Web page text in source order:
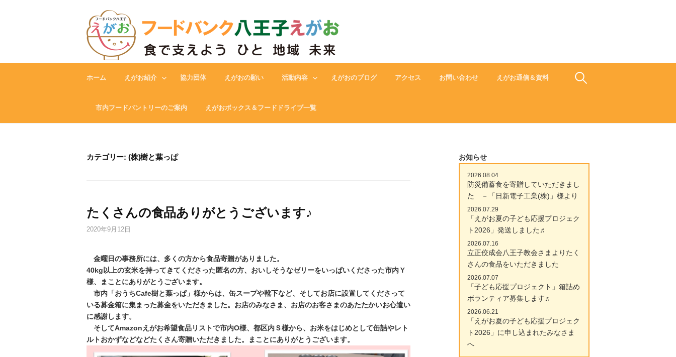
ホーム えがお紹介 協力団体 えがおの願い 活動内容 えがおのブログ アクセス お問い合わせ えがお通信＆資料
市内フードパントリーのご案内 えがおボックス＆フードドライブ一覧
検
カテゴリー: (株)樹と葉っぱ
たくさんの食品ありがとうございます♪
2020年9月12日
金曜日の事務所には、多くの方から食品寄贈がありました。
40kg以上の玄米を持ってきてくださった匿名の方、おいしそうなゼリーをいっぱいくださった市内Ｙ
様、まことにありがとうございます。
市内「おうちCafe樹と葉っぱ」様からは、缶スープや靴下など、そしてお店に設置してくださって
いる募金箱に集まった募金をいただきました。お店のみなさま、お店のお客さまのあたたかいお心遣い
に感謝します。
そしてAmazonえがお希望食品リストで市内O様、都区内Ｓ様から、お米をはじめとして缶詰やレト
ルトおかずなどなどたくさん寄贈いただきました。まことにありがとうございます。
お知らせ
2026.08.04
防災備蓄食を寄贈していただきまし
た －「日新電子工業(株)」様より
2026.07.29
「えがお夏の子ども応援プロジェク
ト2026」発送しました♬
2026.07.16
立正佼成会八王子教会さまよりたく
さんの食品をいただきました
2026.07.07
「子ども応援プロジェクト」箱詰め
ボランティア募集します♬
2026.06.21
「えがお夏の子ども応援プロジェク
ト2026」に申し込まれたみなさま
へ